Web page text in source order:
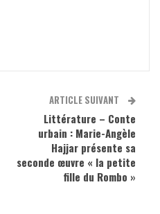
ARTICLE SUIVANT
Littérature – Conte
urbain : Marie-Angèle
Hajjar présente sa
seconde œuvre « la petite
fille du Rombo »